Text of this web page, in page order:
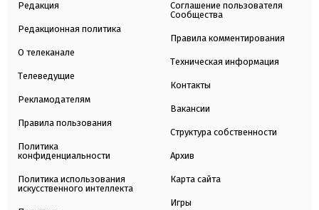
Редакция
Редакционная политика
О телеканале
Телеведущие
Рекламодателям
Правила пользования
Политика
конфиденциальности
Политика использования
искусственного интеллекта
Соглашение пользователя
Сообщества
Правила комментирования
Техническая информация
Контакты
Вакансии
Структура собственности
Архив
Карта сайта
Игры